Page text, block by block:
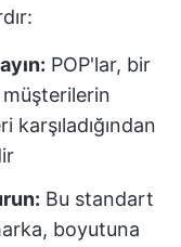
POP'lar, bir
Bu standart
boyutuna